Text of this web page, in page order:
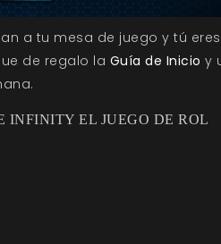
a tu mesa de juego y tú
de regalo la Guía de Inicio y
INFINITY EL JUEGO DE ROL